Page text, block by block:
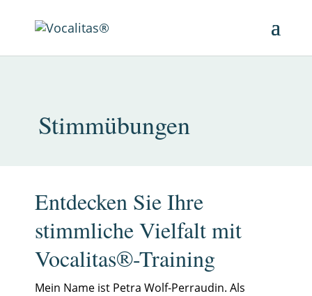
Stimmübungen
Entdecken Sie Ihre
stimmliche Vielfalt mit
Vocalitas®-Training
Mein Name ist Petra Wolf-Perraudin. Als